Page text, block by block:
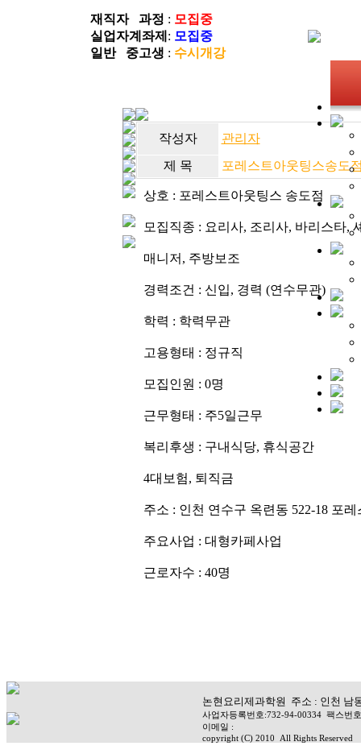
재직자 과정 : 모집중
실업자계좌제 : 모집중
일반 중고생 : 수시개강
작성자
관리자
제 목
포레스트아웃팅스송도
상호 : 포레스트아웃팅스 송도점
모집직종 : 요리사, 조리사, 바리스타,
매니저, 주방보조
경력조건 : 신입, 경력 (연수무관)
학력 : 학력무관
고용형태 : 정규직
모집인원 : 0명
근무형태 : 주5일근무
복리후생 : 구내식당, 휴식공간
4대보험, 퇴직금
주소 : 인천 연수구 옥련동 522-18 포
주요사업 : 대형카페사업
근로자수 : 40명
논현요리제과학원 주소 : 인천 남
사업자등록번호:732-94-00334 팩스번
이메일 :
copyright (C) 2010
All Rights Reserved